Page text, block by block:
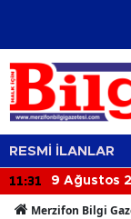
RESMİ İLANLAR
11:31
9 Ağustos
Merzifon Bilgi